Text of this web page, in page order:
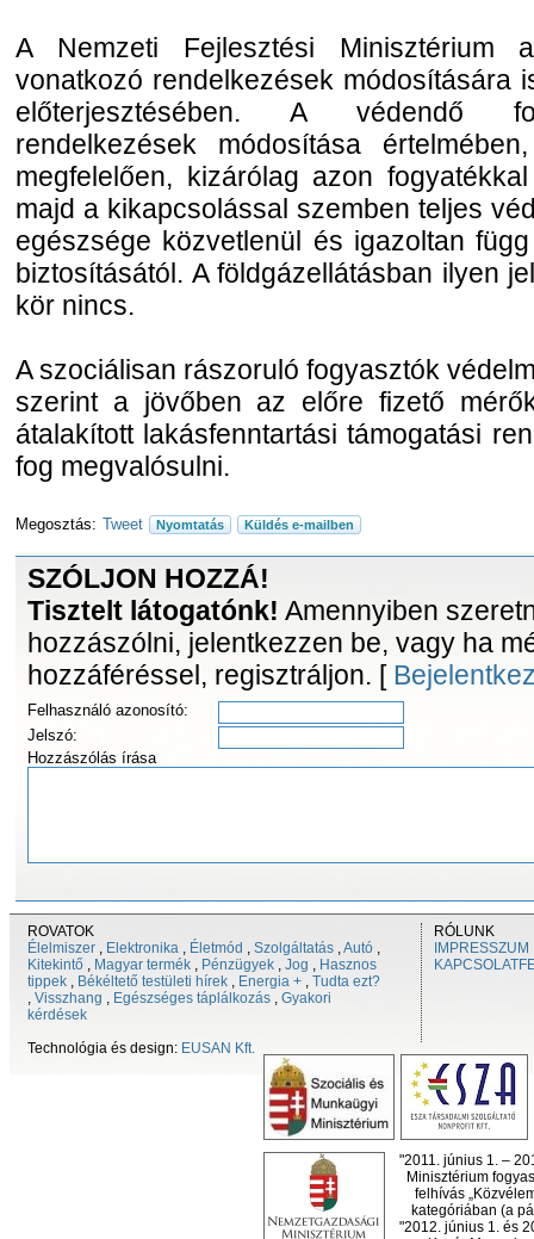
A Nemzeti Fejlesztési Minisztérium
vonatkozó rendelkezések módosítására
előterjesztésében. A védendő
rendelkezések módosítása
megfelelően, kizárólag azon
majd a kikapcsolással szemben teljes
egészsége közvetlenül és igazoltan
biztosításától. A földgázellátásban ilyen
kör nincs.
A szociálisan rászoruló fogyasztók
szerint a jövőben az előre fizető
átalakított lakásfenntartási támogatási
fog megvalósulni.
Megosztás: Tweet Nyomtatás Küldés e-mailben
SZÓLJON HOZZÁ!
Tisztelt látogatónk! Amennyiben
hozzászólni, jelentkezzen be, vagy ha
hozzáféréssel, regisztráljon. [
Felhasználó azonosító:
Jelszó:
Hozzászólás írása
ROVATOK
Élelmiszer , Elektronika , Életmód , Szolgáltatás ,Autó ,
Kitekintő , Magyar termék , Pénzügyek , Jog , Hasznos
tippek , Békéltető testületi hírek , Energia + , Tudta ezt?
, Visszhang , Egészséges táplálkozás , Gyakori
kérdések
Technológia és design: EUSAN Kft.
RÓLUNK
IMPRESSZUM
"2011. június 1. –
Minisztérium
felhívás
kategóriában (a
"2012. június 1. és